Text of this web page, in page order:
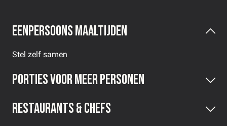
Eenpersoons maaltijden
Stel zelf samen
Porties voor meer personen
Restaurants & Chefs